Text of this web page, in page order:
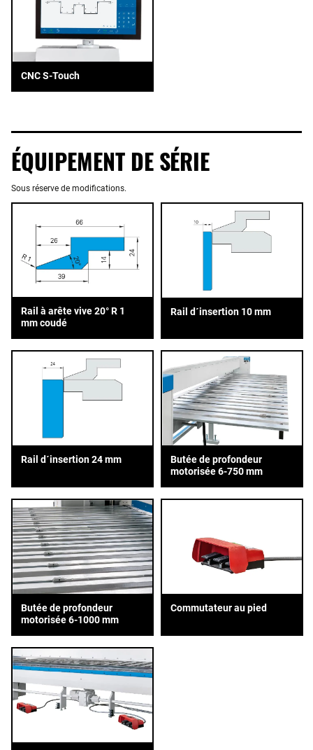
CNC S-Touch
ÉQUIPEMENT DE SÉRIE
Sous réserve de modifications.
Rail à arête vive 20° R 1
mm coudé
Rail d´insertion 10 mm
Rail d´insertion 24 mm
Butée de profondeur
motorisée 6-750 mm
Butée de profondeur
motorisée 6-1000 mm
Commutateur au pied